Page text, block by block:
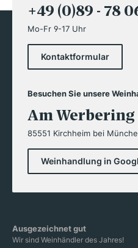
+49 (0)89 - 78
Mo-Fr 9-17 Uhr
Kontaktformular
Besuchen Sie unsere
Am Werbering
85551 Kirchheim bei
Weinhandlung in
Ausgezeichnet gut
Wir sind Weinhändler des Jahres!